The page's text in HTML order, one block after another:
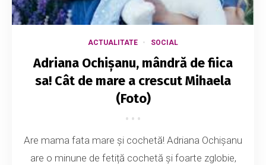
ACTUALITATE SOCIAL
Adriana Ochișanu, mândră de fiica
sa! Cât de mare a crescut Mihaela
(Foto)
Are mama fata mare și cochetă! Adriana Ochișanu
are o minune de fetiță cochetă și foarte zglobie,